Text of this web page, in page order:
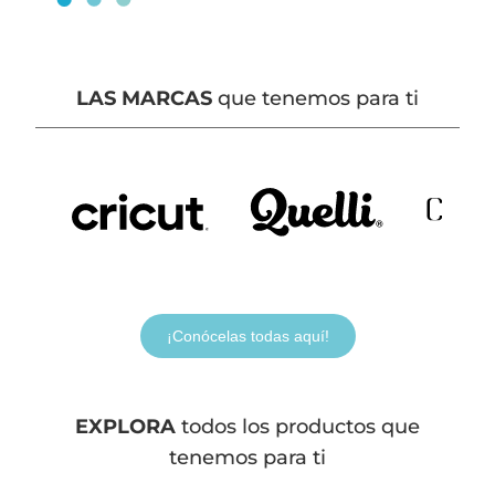
LAS MARCAS que tenemos para ti
¡Conócelas todas aquí!
EXPLORA todos los productos que
tenemos para ti